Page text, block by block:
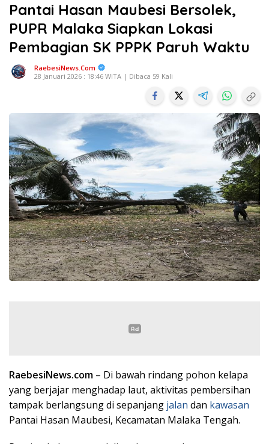
Pantai Hasan Maubesi Bersolek,
PUPR Malaka Siapkan Lokasi
Pembagian SK PPPK Paruh Waktu
RaebesiNews.Com
28 Januari 2026 : 18:46 WITA | Dibaca 59 Kali
RaebesiNews.com – Di bawah rindang pohon kelapa
yang berjajar menghadap laut, aktivitas pembersihan
tampak berlangsung di sepanjang jalan dan kawasan
Pantai Hasan Maubesi, Kecamatan Malaka Tengah.